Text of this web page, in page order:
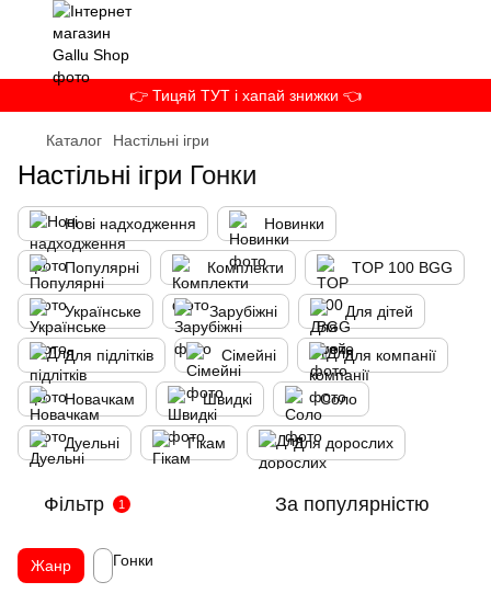
👉 Тицяй ТУТ і хапай знижки 👈
Каталог Настільні ігри
Настільні ігри Гонки
Нові надходження Новинки
Популярні Комплекти TOP 100 BGG
Українське Зарубіжні Для дітей
Для підлітків Сімейні Для компанії
Новачкам Швидкі Соло
Дуельні Гікам Для дорослих
Фільтр 1 За популярністю
Жанр Гонки